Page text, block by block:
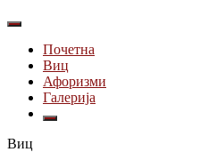
Почетна
Виц
Афоризми
Галерија
Виц